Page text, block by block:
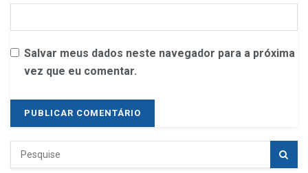
Salvar meus dados neste navegador para a próxima
vez que eu comentar.